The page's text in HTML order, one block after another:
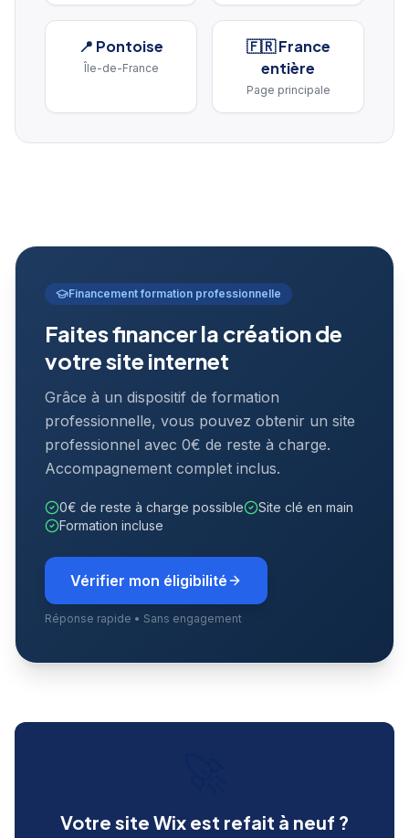
📍 Pontoise
Île-de-France
🇫🇷 France
entière
Page principale
Financement formation professionnelle
Faites financer la création de
votre site internet
Grâce à un dispositif de formation
professionnelle, vous pouvez obtenir un site
professionnel avec 0€ de reste à charge.
Accompagnement complet inclus.
0€ de reste à charge possible
Site clé en main
Formation incluse
Vérifier mon éligibilité
Réponse rapide • Sans engagement
Votre site Wix est refait à neuf ?